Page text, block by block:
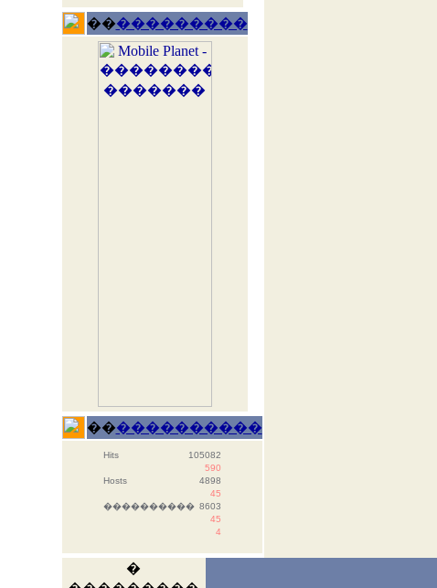
�����������
������������
Hits
105082
590
Hosts
4898
45
���������� 8603
45
4
�